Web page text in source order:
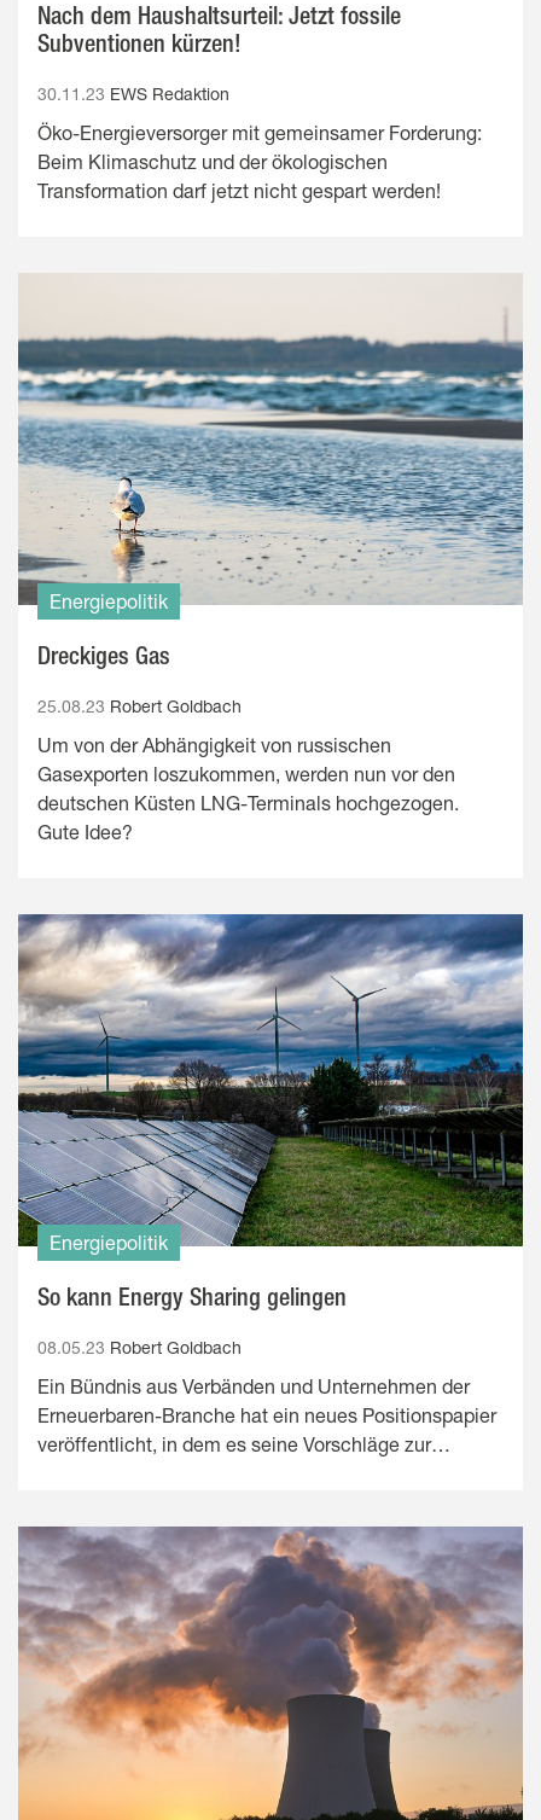
Nach dem Haushaltsurteil: Jetzt fossile
Subventionen kürzen!
30.11.23 EWS Redaktion
Öko-Energieversorger mit gemeinsamer Forderung:
Beim Klimaschutz und der ökologischen
Transformation darf jetzt nicht gespart werden!
Energiepolitik
Dreckiges Gas
25.08.23 Robert Goldbach
Um von der Abhängigkeit von russischen
Gasexporten loszukommen, werden nun vor den
deutschen Küsten LNG-Terminals hochgezogen.
Gute Idee?
Energiepolitik
So kann Energy Sharing gelingen
08.05.23 Robert Goldbach
Ein Bündnis aus Verbänden und Unternehmen der
Erneuerbaren-Branche hat ein neues Positionspapier
veröffentlicht, in dem es seine Vorschläge zur…